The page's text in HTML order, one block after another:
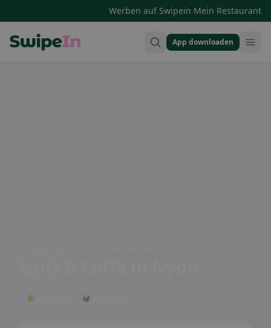
Werben auf Swipein·Mein Restaurant
App downloaden
🌤 Terrasse 🥡 Takeaway